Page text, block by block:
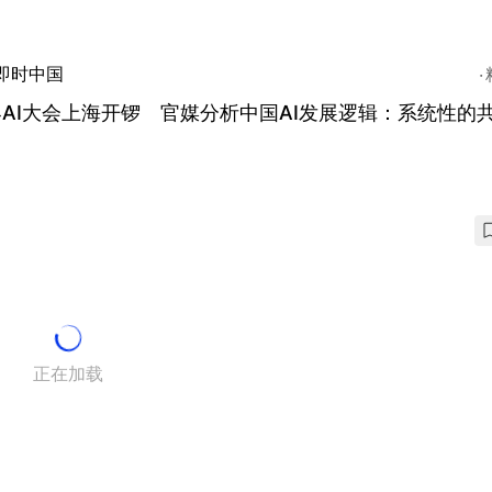
时中国
大会上海开锣 官媒分析中国AI发展逻辑：系统性的
正在加载